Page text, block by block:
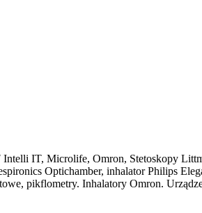
IT, Microlife, Omron, Stetoskopy
Optichamber, inhalator Philips
pikflometry. Inhalatory Omron.